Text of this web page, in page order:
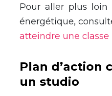
Pour aller plus loin
énergétique,
atteindre une classe
Plan d’action
un studio